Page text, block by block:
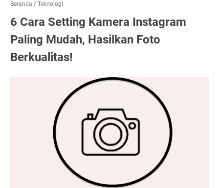
Beranda / Teknologi
6 Cara Setting Kamera Instagram
Paling Mudah, Hasilkan Foto
Berkualitas!